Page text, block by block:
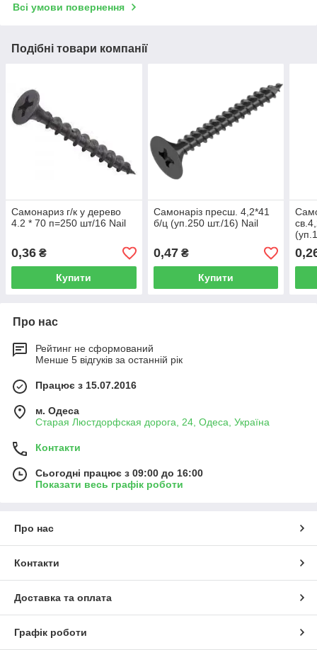
Всі умови повернення
Подібні товари компанії
Самонариз г/к у дерево
4.2 * 70 п=250 шт/16 Nail
0,36 ₴
Купити
Самонарiз пресш. 4,2*41
б/ц (уп.250 шт./16) Nail
0,47₴
Купити
Про нас
Рейтинг не сформований
Менше 5 відгуків за останній рік
Працює з 15.07.2016
м. Одеса
Старая Люстдорфская дорога, 24, Одеса, Україна
Контакти
Сьогодні працює з 09:00 до 16:00
Показати весь графік роботи
Про нас
Контакти
Доставка та оплата
Графік роботи